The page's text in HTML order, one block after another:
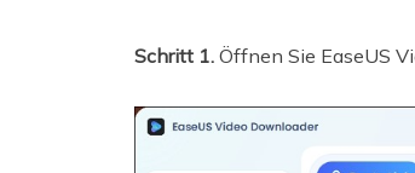
Schritt 1. Öffnen Sie EaseUS